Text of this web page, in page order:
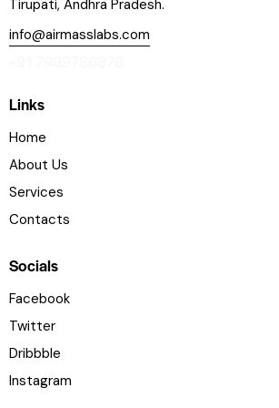
Tirupati, Andhra Pradesh.
info@airmasslabs.com
Links
Home
About Us
Services
Contacts
Socials
Facebook
Twitter
Dribbble
Instagram